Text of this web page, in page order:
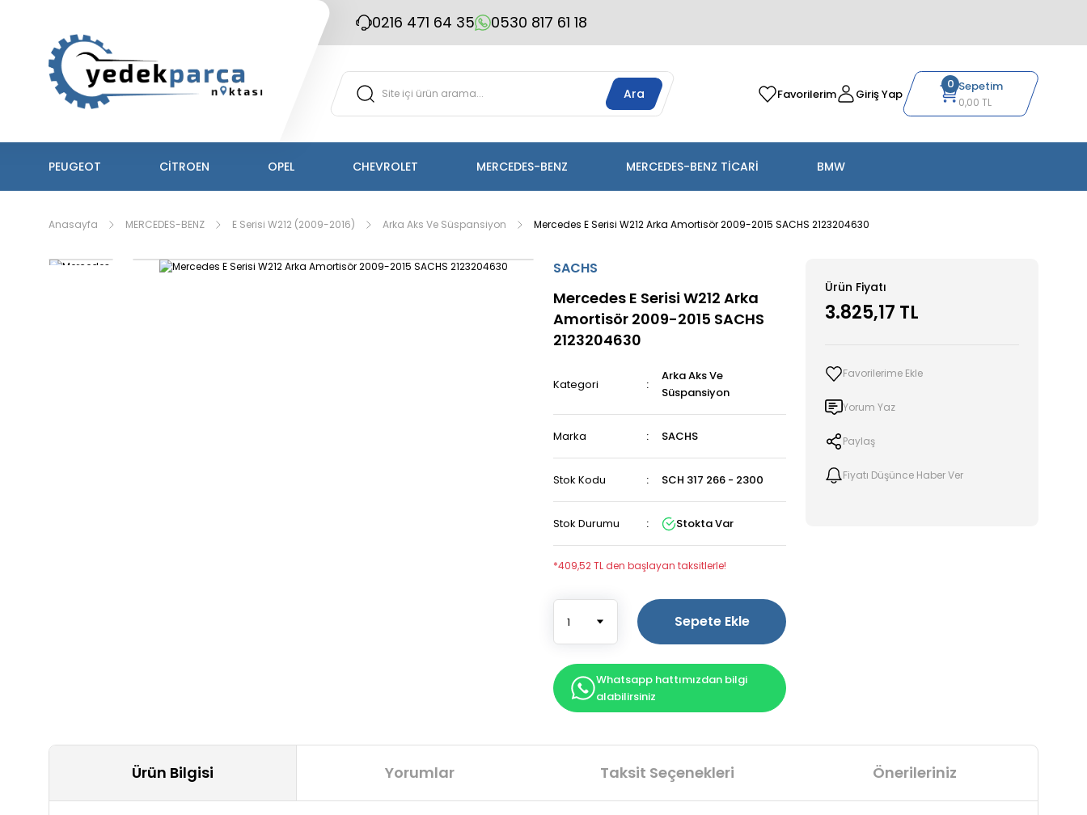
0216 471 64 35 0530 817 61 18
Ara Favorilerim Giriş Yap
0 Sepetim
0,00 TL
PEUGEOT CİTROEN OPEL CHEVROLET MERCEDES-BENZ MERCEDES-BENZ TİCARİ BMW
Anasayfa MERCEDES-BENZ E Serisi W212 (2009-2016) Arka Aks Ve Süspansiyon Mercedes E Serisi W212 Arka Amortisör 2009-2015 SACHS 2123204630
SACHS
Mercedes E Serisi W212 Arka
Amortisör 2009-2015 SACHS
2123204630
Kategori
Arka Aks Ve
Süspansiyon
Marka SACHS
Stok Kodu SCH 317 266 - 2300
Stok Durumu Stokta Var
*409,52 TL den başlayan taksitlerle!
Sepete Ekle
Whatsapp hattımızdan bilgi
alabilirsiniz
Ürün Fiyatı
3.825,17 TL
Yorum Yaz
Paylaş
Fiyatı Düşünce Haber Ver
Ürün Bilgisi Yorumlar Taksit Seçenekleri Önerileriniz